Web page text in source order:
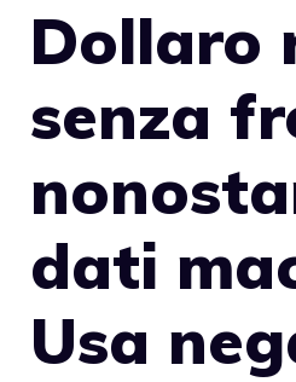
Dollaro
senza
dati
Usa